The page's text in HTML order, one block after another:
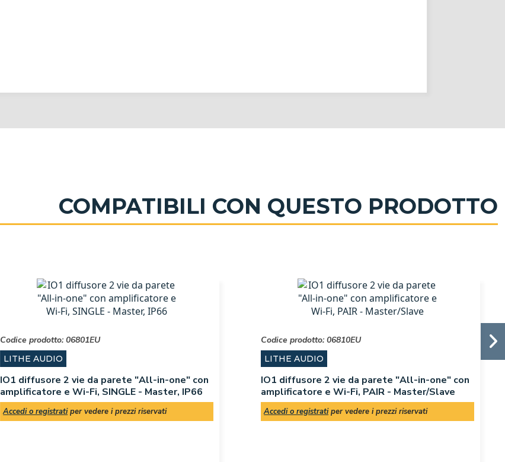
COMPATIBILI CON QUESTO PRODOTTO
Codice prodotto:06801EU
LITHE AUDIO
IO1 diffusore 2 vie da parete "All-in-one" con
amplificatore e Wi-Fi, SINGLE - Master, IP66
Accedi o registratiper vedere i prezzi riservati
Codice prodotto:06810EU
LITHE AUDIO
IO1 diffusore 2 vie da parete "All-in-one" con
amplificatore e Wi-Fi, PAIR - Master/Slave
Accedi o registratiper vedere i prezzi riservati